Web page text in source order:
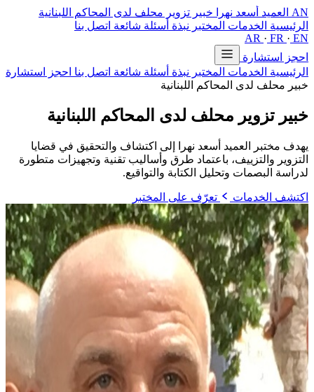
AN العميد أسعد نهرا خبير تزوير محلف لدى المحاكم اللبنانية
الرئيسية الخدمات المختبر نبذة أسئلة شائعة اتصل بنا
AR · FR · EN
احجز استشارة
الرئيسية الخدمات المختبر نبذة أسئلة شائعة اتصل بنا احجز استشارة
خبير محلف لدى المحاكم اللبنانية
خبير تزوير محلف لدى المحاكم اللبنانية
يهدف مختبر العميد أسعد نهرا إلى اكتشاف والتحقيق في قضايا
التزوير والتزييف، باعتماد طرق وأساليب تقنية وتجهيزات متطورة
لدراسة البصمات وتحليل الكتابة والتواقيع.
اكتشف الخدمات تعرّف على المختبر